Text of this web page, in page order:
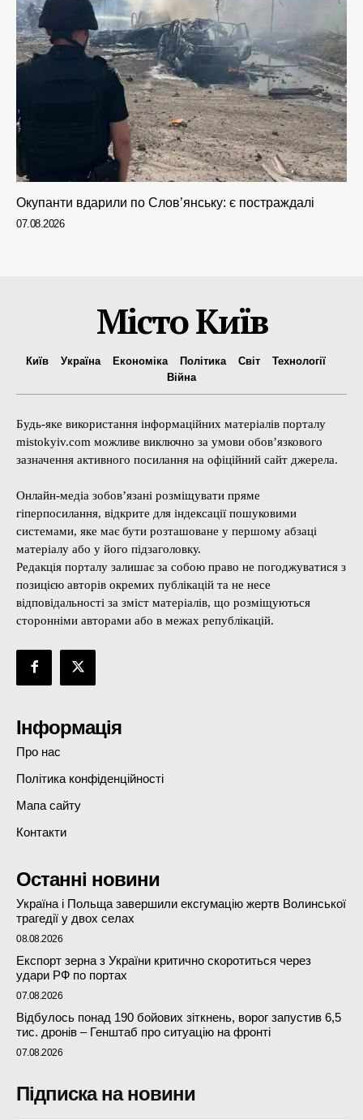
Окупанти вдарили по Слов’янську: є постраждалі
07.08.2026
Місто Київ
Київ Україна Економіка Політика Світ
Технології
Війна
Будь-яке використання інформаційних матеріалів порталу
mistokyiv.com можливе виключно за умови обов’язкового
зазначення активного посилання на офіційний сайт джерела.
Онлайн-медіа зобов’язані розміщувати пряме
гіперпосилання, відкрите для індексації пошуковими
системами, яке має бути розташоване у першому абзаці
матеріалу або у його підзаголовку.
Редакція порталу залишає за собою право не погоджуватися з
позицією авторів окремих публікацій та не несе
відповідальності за зміст матеріалів, що розміщуються
сторонніми авторами або в межах републікацій.
Інформація
Про нас
Політика конфіденційності
Мапа сайту
Контакти
Останні новини
Україна і Польща завершили ексгумацію жертв Волинської
трагедії у двох селах
08.08.2026
Експорт зерна з України критично скоротиться через
удари РФ по портах
07.08.2026
Відбулось понад 190 бойових зіткнень, ворог запустив 6,5
тис. дронів – Генштаб про ситуацію на фронті
07.08.2026
Підписка на новини